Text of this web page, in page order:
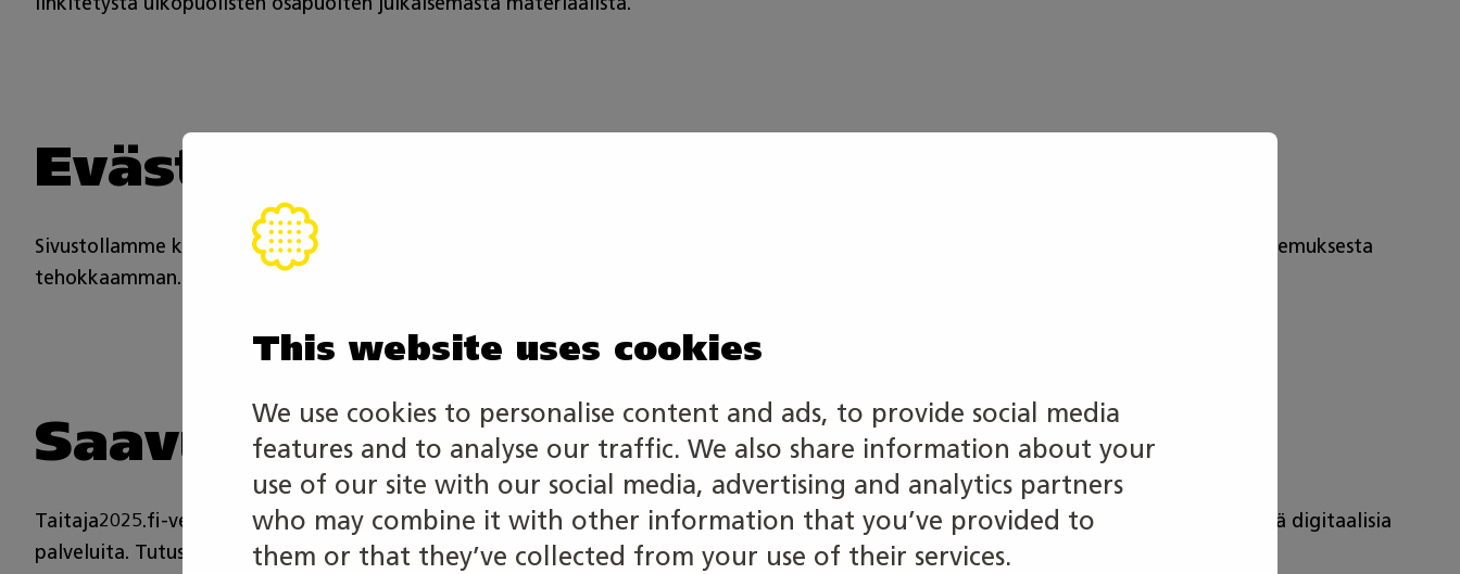
This website uses cookies
We use cookies to personalise content and ads, to provide social media
features and to analyse our traffic. We also share information about your
use of our site with our social media, advertising and analytics partners
who may combine it with other information that you’ve provided to
them or that they’ve collected from your use of their services.
Evästeet
Sivustollamme käytetään evästeitä (cookies). Evästeet ovat pieniä tekstitiedostoja, joita sivustot voivat käyttää tehdäkseen käyttäjäkokemuksesta
tehokkaamman. Lue lisää
evästeistämme
Saavutettavuus
Taitaja2025.fi-verkkosivustoa koskee EU:n saavutettavuusdirektiivi, jonka mukaan kaikilla tulee olla tasavertaiset mahdollisuudet käyttää digitaalisia
palveluita. Tutustu
saavutettavuusselosteeseen.